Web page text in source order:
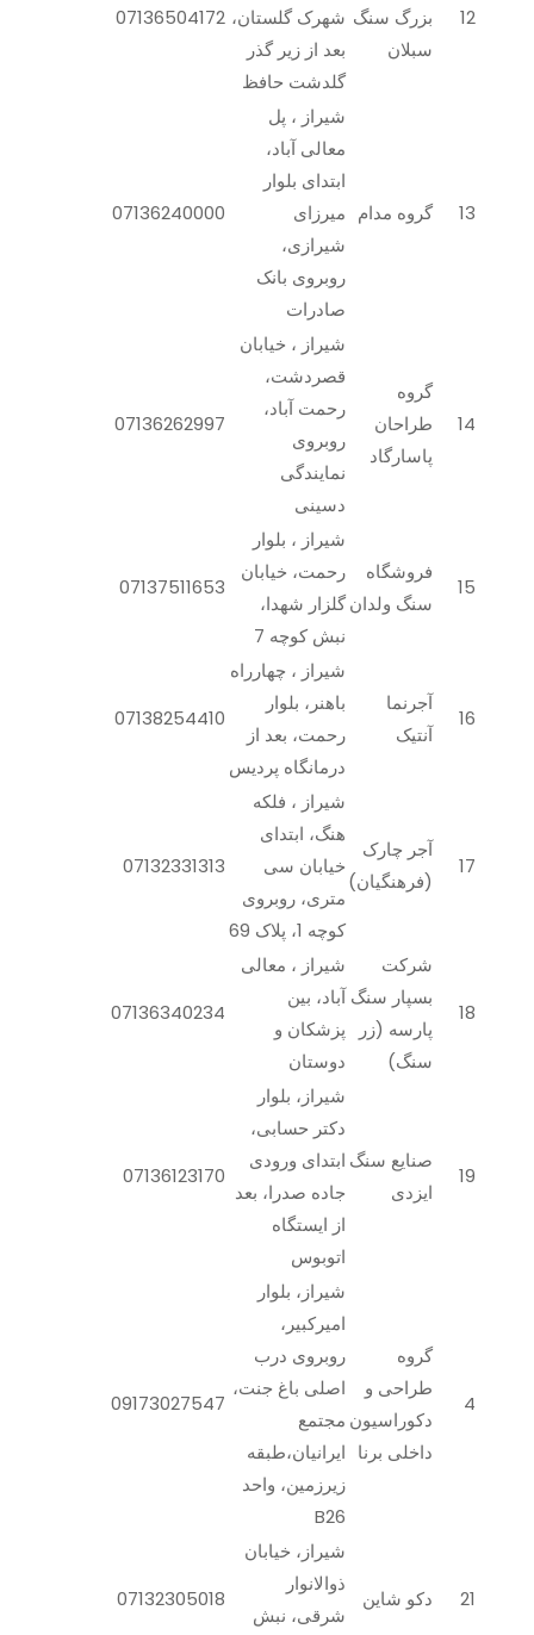
12
بزرگ سنگ
سبلان
شهرک گلستان،
بعد از زیر گذر
گلدشت حافظ
07136504172
13 گروه مدام
شیراز ، پل
معالی آباد،
ابتدای بلوار
میرزای
شیرازی،
روبروی بانک
صادرات
07136240000
14
گروه
طراحان
پاسارگاد
شیراز ، خیابان
قصردشت،
رحمت آباد،
روبروی
نمایندگی
دسینی
07136262997
15
فروشگاه
سنگ ولدان
شیراز ، بلوار
رحمت، خیابان
گلزار شهدا،
نبش کوچه 7
07137511653
16
آجرنما
آنتیک
شیراز ، چهارراه
باهنر، بلوار
رحمت، بعد از
درمانگاه پردیس
07138254410
17
آجر چارک
(فرهنگیان)
شیراز ، فلکه
هنگ، ابتدای
خیابان سی
متری، روبروی
کوچه 1، پلاک 69
07132331313
18
شرکت
بسپار سنگ
پارسه (زر
سنگ)
شیراز ، معالی
آباد، بین
پزشکان و
دوستان
07136340234
19
صنایع سنگ
ایزدی
شیراز، بلوار
دکتر حسابی،
ابتدای ورودی
جاده صدرا، بعد
از ایستگاه
اتوبوس
07136123170
4
گروه
طراحی و
دکوراسیون
داخلی برنا
شیراز، بلوار
امیرکبیر،
روبروی درب
اصلی باغ جنت،
مجتمع
ایرانیان،طبقه
زیرزمین، واحد
B26
09173027547
21 دکو شاین
شیراز، خیابان
ذوالانوار
شرقی، نبش
07132305018